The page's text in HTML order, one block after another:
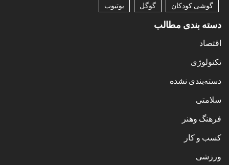
گوشی کودکان
گوگل یوتیوب
دسته بندی مطالب
اقتصاد
تکنولوژی
دسته‌بندی نشده
سلامتی
فرهنگ وهنر
کسب و کار
ورزشی